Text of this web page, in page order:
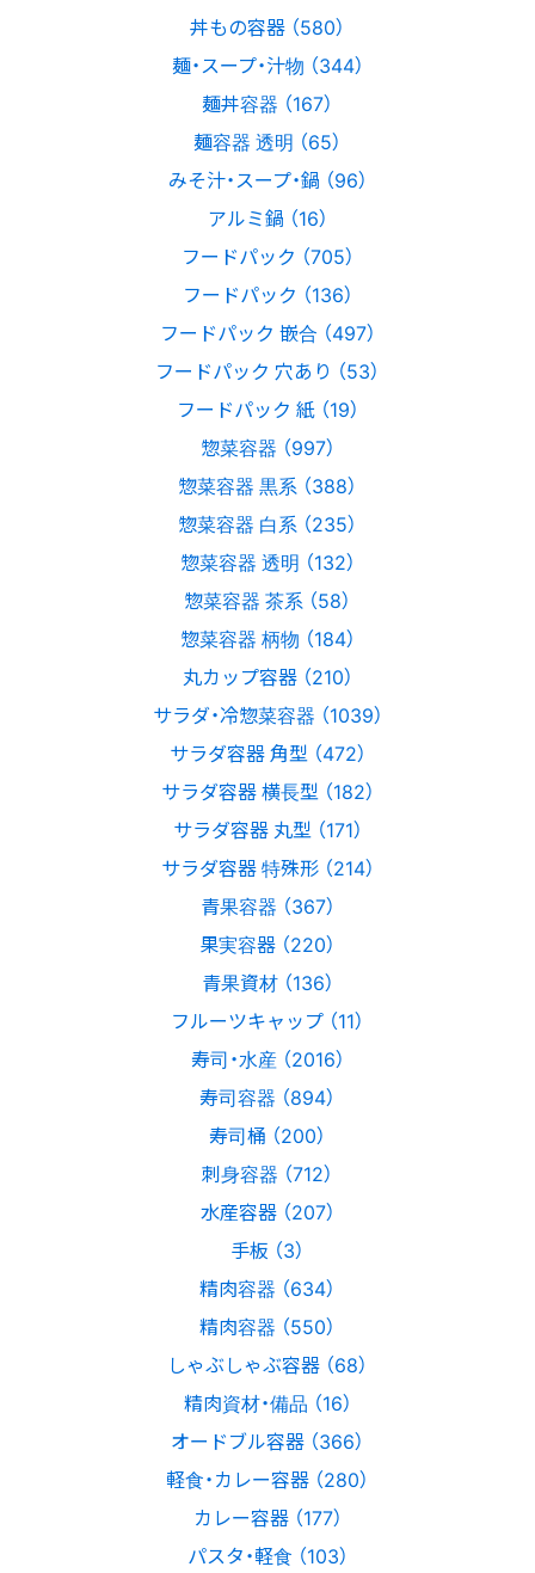
丼もの容器 （580）
麺・スープ・汁物 （344）
麺丼容器 （167）
麺容器 透明 （65）
みそ汁・スープ・鍋 （96）
アルミ鍋 （16）
フードパック （705）
フードパック （136）
フードパック 嵌合 （497）
フードパック 穴あり （53）
フードパック 紙 （19）
惣菜容器 （997）
惣菜容器 黒系 （388）
惣菜容器 白系 （235）
惣菜容器 透明 （132）
惣菜容器 茶系 （58）
惣菜容器 柄物 （184）
丸カップ容器 （210）
サラダ・冷惣菜容器 （1039）
サラダ容器 角型 （472）
サラダ容器 横長型 （182）
サラダ容器 丸型 （171）
サラダ容器 特殊形 （214）
青果容器 （367）
果実容器 （220）
青果資材 （136）
フルーツキャップ （11）
寿司・水産 （2016）
寿司容器 （894）
寿司桶 （200）
刺身容器 （712）
水産容器 （207）
手板 （3）
精肉容器 （634）
精肉容器 （550）
しゃぶしゃぶ容器 （68）
精肉資材・備品 （16）
オードブル容器 （366）
軽食・カレー容器 （280）
カレー容器 （177）
パスタ・軽食 （103）